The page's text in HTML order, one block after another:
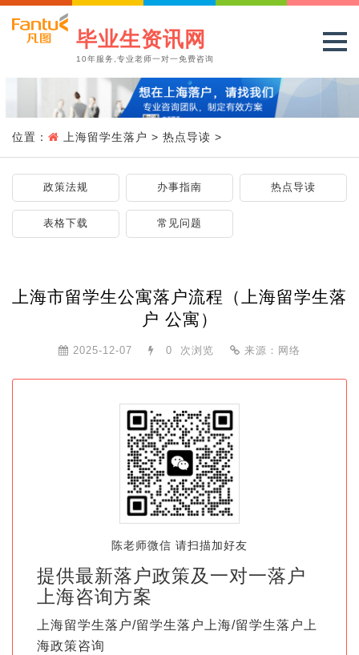
毕业生资讯网
10年服务,专业老师一对一免费咨询
位置： 上海留学生落户 > 热点导读 >
政策法规 办事指南 热点导读
表格下载 常见问题
上海市留学生公寓落户流程（上海留学生落
户 公寓）
2025-12-07 0 次浏览 来源：网络
陈老师微信 请扫描加好友
提供最新落户政策及一对一落户
上海咨询方案
上海留学生落户/留学生落户上海/留学生落户上
海政策咨询